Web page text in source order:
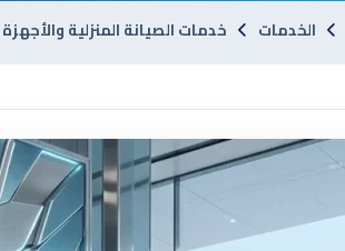
الخدمات خدمات الصيانة المنزلية والأجهزة